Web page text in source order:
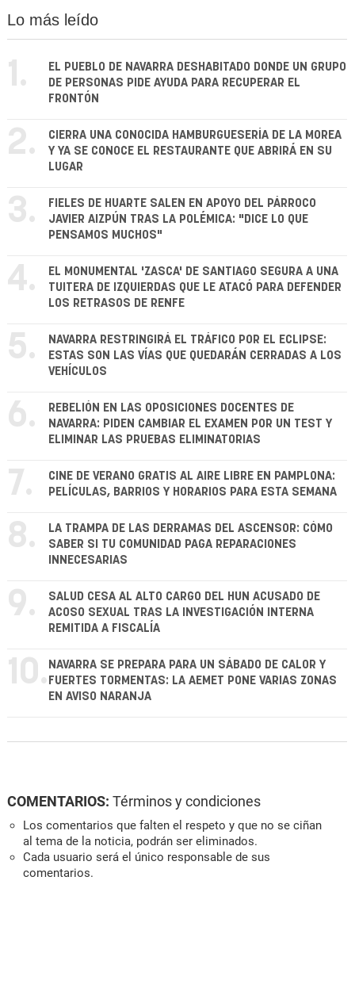
Lo más leído
1.
EL PUEBLO DE NAVARRA DESHABITADO DONDE UN GRUPO
DE PERSONAS PIDE AYUDA PARA RECUPERAR EL
FRONTÓN
2.
CIERRA UNA CONOCIDA HAMBURGUESERÍA DE LA MOREA
Y YA SE CONOCE EL RESTAURANTE QUE ABRIRÁ EN SU
LUGAR
3.
FIELES DE HUARTE SALEN EN APOYO DEL PÁRROCO
JAVIER AIZPÚN TRAS LA POLÉMICA: "DICE LO QUE
PENSAMOS MUCHOS"
4.
EL MONUMENTAL 'ZASCA' DE SANTIAGO SEGURA A UNA
TUITERA DE IZQUIERDAS QUE LE ATACÓ PARA DEFENDER
LOS RETRASOS DE RENFE
5.
NAVARRA RESTRINGIRÁ EL TRÁFICO POR EL ECLIPSE:
ESTAS SON LAS VÍAS QUE QUEDARÁN CERRADAS A LOS
VEHÍCULOS
6.
REBELIÓN EN LAS OPOSICIONES DOCENTES DE
NAVARRA: PIDEN CAMBIAR EL EXAMEN POR UN TEST Y
ELIMINAR LAS PRUEBAS ELIMINATORIAS
7.
CINE DE VERANO GRATIS AL AIRE LIBRE EN PAMPLONA:
PELÍCULAS, BARRIOS Y HORARIOS PARA ESTA SEMANA
8.
LA TRAMPA DE LAS DERRAMAS DEL ASCENSOR: CÓMO
SABER SI TU COMUNIDAD PAGA REPARACIONES
INNECESARIAS
9.
SALUD CESA AL ALTO CARGO DEL HUN ACUSADO DE
ACOSO SEXUAL TRAS LA INVESTIGACIÓN INTERNA
REMITIDA A FISCALÍA
10. NAVARRA SE PREPARA PARA UN SÁBADO DE CALOR Y
FUERTES TORMENTAS: LA AEMET PONE VARIAS ZONAS
EN AVISO NARANJA
COMENTARIOS: Términos y condiciones
Los comentarios que falten el respeto y que no se ciñan
al tema de la noticia, podrán ser eliminados.
Cada usuario será el único responsable de sus
comentarios.